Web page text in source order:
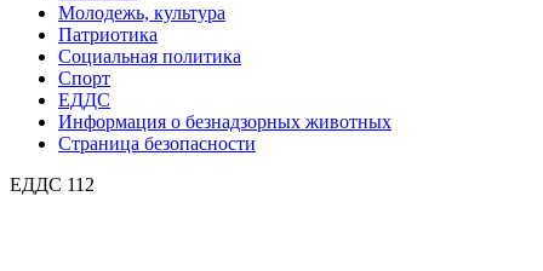
Молодежь, культура
Патриотика
Социальная политика
Спорт
ЕДДС
Информация о безнадзорных животных
Страница безопасности
ЕДДС 112